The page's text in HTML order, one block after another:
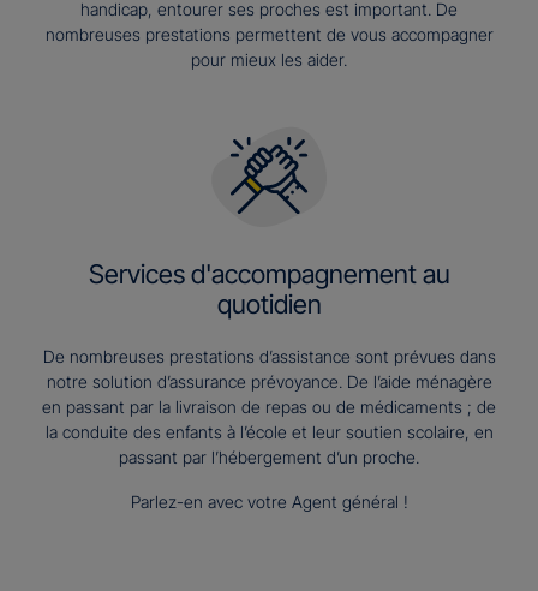
handicap, entourer ses proches est important. De
nombreuses prestations permettent de vous accompagner
pour mieux les aider.
Services d'accompagnement au
quotidien
De nombreuses prestations d’assistance sont prévues dans
notre solution d’assurance prévoyance. De l’aide ménagère
en passant par la livraison de repas ou de médicaments ; de
la conduite des enfants à l’école et leur soutien scolaire, en
passant par l’hébergement d’un proche.
Parlez-en avec votre Agent général !